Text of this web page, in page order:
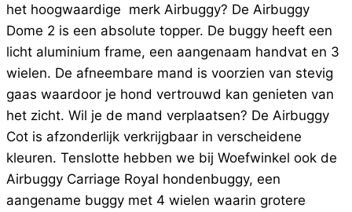
het hoogwaardige merk Airbuggy? De Airbuggy
Dome 2 is een absolute topper. De buggy heeft een
licht aluminium frame, een aangenaam handvat en 3
wielen. De afneembare mand is voorzien van stevig
gaas waardoor je hond vertrouwd kan genieten van
het zicht. Wil je de mand verplaatsen? De Airbuggy
Cot is afzonderlijk verkrijgbaar in verscheidene
kleuren. Tenslotte hebben we bij Woefwinkel ook de
Airbuggy Carriage Royal hondenbuggy, een
aangename buggy met 4 wielen waarin grotere